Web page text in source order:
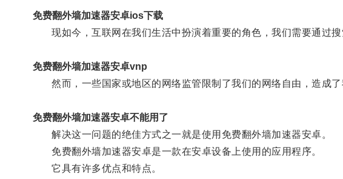
免费翻外墙加速器安卓ios下载
现如今，互联网在我们生活中扮演着重要的角色，我们需要通过
免费翻外墙加速器安卓vnp
然而，一些国家或地区的网络监管限制了我们的网络自由，造成了
免费翻外墙加速器安卓不能用了
解决这一问题的绝佳方式之一就是使用免费翻外墙加速器安卓。
免费翻外墙加速器安卓是一款在安卓设备上使用的应用程序。
它具有许多优点和特点。